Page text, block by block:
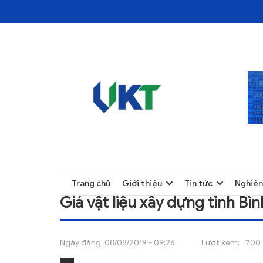
NGHIÊN CỨU
Trang chủ Giới thiệu Tin tức
Giá vật liệu xây dựng tỉnh
Ngày đăng: 08/08/2019 - 09:26 Lượt xem: 700